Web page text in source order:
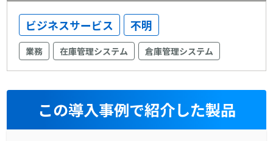
ビジネスサービス 不明
業務 在庫管理システム 倉庫管理システム
この導入事例で紹介した製品